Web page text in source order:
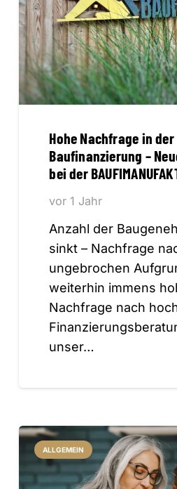
Hohe Nachfrage in der
Baufinanzierung –
bei der
vor 1 Jahr
Anzahl der
sinkt – Nachfrage
ungebrochen
weiterhin immens
Nachfrage nach
unser…
ALLGEMEIN